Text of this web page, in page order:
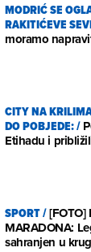
MODRIĆ SE
RAKITIĆEVE
moramo
CITY NA
DO POBJEDE:/
Etihadu i
SPORT/[FOTO]
MARADONA:
sahranjen u